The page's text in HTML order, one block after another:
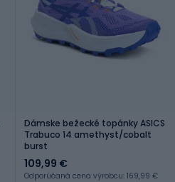
Dámske bežecké topánky ASICS
Trabuco 14 amethyst/cobalt
burst
109,99 €
Odporúčaná cena výrobcu: 169,99 €